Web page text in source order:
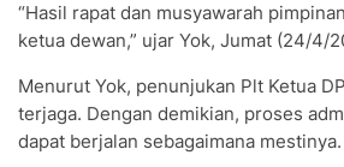
“Hasil rapat dan musyawarah
ketua dewan,” ujar Yok, Jumat (24/4/
Menurut Yok, penunjukan Plt Ketua
terjaga. Dengan demikian, proses
dapat berjalan sebagaimana mestinya.